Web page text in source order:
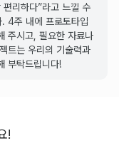
리하다”라고 느낄 수
4주 내에 프로토타입
주시고, 필요한 자료나
트는 우리의 기술력과
부탁드립니다!
!